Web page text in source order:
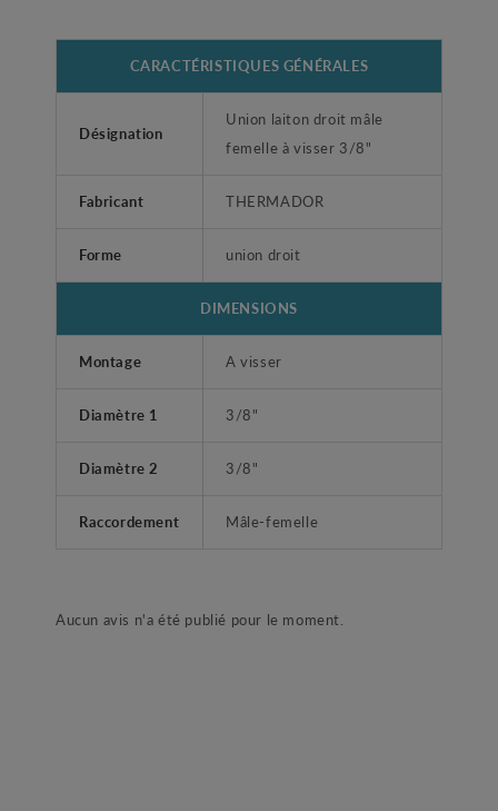
CARACTÉRISTIQUES GÉNÉRALES
Désignation
Union laiton droit mâle
femelle à visser 3/8"
Fabricant THERMADOR
Forme union droit
DIMENSIONS
Montage A visser
Diamètre 1 3/8"
Diamètre 2 3/8"
Raccordement Mâle-femelle
Aucun avis n'a été publié pour le moment.